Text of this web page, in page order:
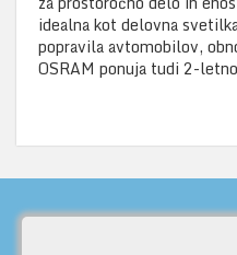
idealna kot delovna
popravila avtomobilov,
OSRAM ponuja tudi 2-